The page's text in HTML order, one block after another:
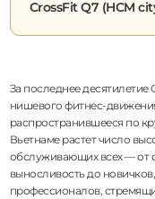
За последнее десятилетие
нишевого фитнес-
распространившееся по
Вьетнаме растет число
обслуживающих всех — от
выносливость до
профессионалов,
CrossFit Q7 (HCM